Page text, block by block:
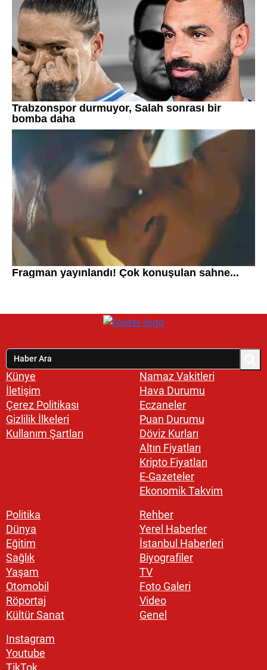
Künye
İletişim
Çerez Politikası
Gizlilik İlkeleri
Kullanım Şartları
Namaz Vakitleri
Hava Durumu
Eczaneler
Puan Durumu
Döviz Kurları
Altın Fiyatları
Kripto Fiyatları
E-Gazeteler
Ekonomik Takvim
Politika
Dünya
Eğitim
Sağlık
Yaşam
Otomobil
Röportaj
Kültür Sanat
Rehber
Yerel Haberler
İstanbul Haberleri
Biyografiler
TV
Foto Galeri
Video
Genel
Instagram
Youtube
TikTok